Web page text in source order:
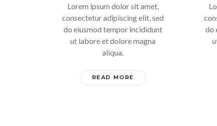
Lorem ipsum dolor sit amet,
consectetur adipiscing elit, sed
do eiusmod tempor incididunt
ut labore et dolore magna
aliqua.
READ MORE
do